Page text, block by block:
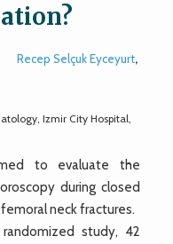
Recep Selçuk Eyceyurt,
Izmir City Hospital,
to evaluate the
during closed
neck fractures.
study, 42